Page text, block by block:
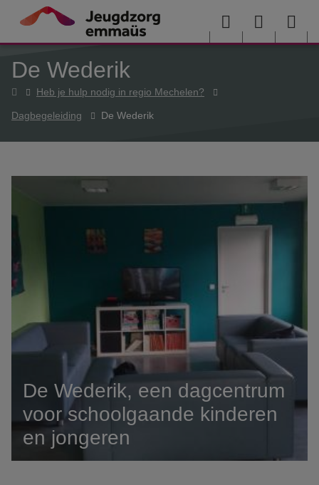
Overslaan en naar de inhoud gaan
Menu User
De Wederik
HomeHeb je hulp nodig in regio Mechelen?
Dagbegeleiding De Wederik
De Wederik, een dagcentrum
voor schoolgaande kinderen
en jongeren